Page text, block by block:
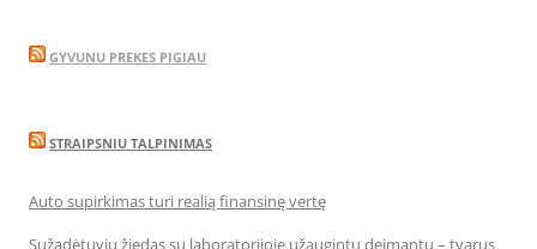
GYVUNU PREKES PIGIAU
STRAIPSNIU TALPINIMAS
Auto supirkimas turi realią finansinę vertę
Sužadėtuvių žiedas su laboratorijoje užaugintu deimantu – tvarus